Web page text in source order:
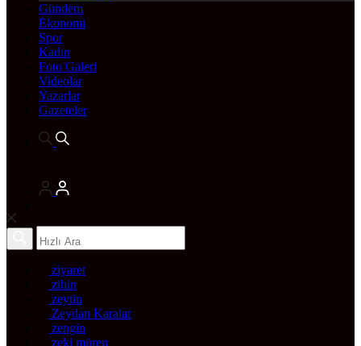
Gündem
Ekonomi
Spor
Kadın
Foto Galeri
Videolar
Yazarlar
Gazeteler
ziyaret
zihin
zeytin
Zeydan Karalar
zengin
zeki müren